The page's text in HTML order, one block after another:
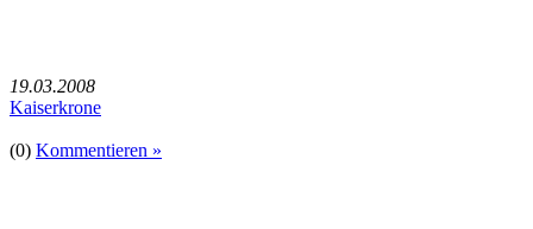
19.03.2008
Kaiserkrone
(0) Kommentieren »